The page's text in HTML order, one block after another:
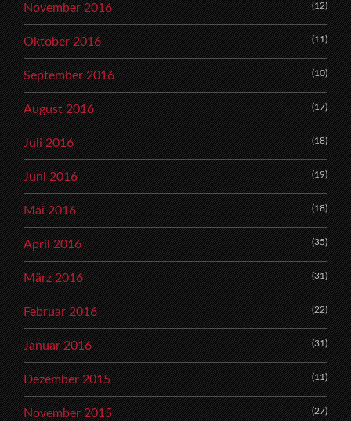
November 2016 (12)
Oktober 2016 (11)
September 2016 (10)
August 2016 (17)
Juli 2016 (18)
Juni 2016 (19)
Mai 2016 (18)
April 2016 (35)
März 2016 (31)
Februar 2016 (22)
Januar 2016 (31)
Dezember 2015 (11)
November 2015 (27)